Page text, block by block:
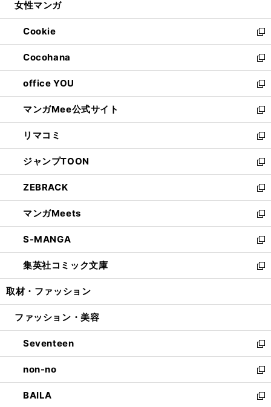
開
く
ウ
で
開
く
ン
ド
ウ
で
開
く
ウ
ィ
ン
ド
ウ
で
開
く
女性マンガ
Cookie
新
し
い
ウ
ィ
ン
ド
ウ
で
開
く
Cocohana
新
し
い
ウ
ィ
ン
ド
ウ
で
開
く
office YOU
新
し
い
ウ
ィ
ン
ド
ウ
で
開
く
マンガMee公式サイト
新
し
い
ウ
ィ
ン
ド
ウ
で
開
く
リマコミ
新
し
い
ウ
ィ
ン
ド
ウ
で
開
く
ジャンプTOON
新
し
い
ウ
ィ
ン
ド
ウ
で
開
ZEBRACK
新
し
い
ウ
ィ
ン
ド
ウ
開
マンガMeets
新
し
い
ウ
ィ
ン
ウ
開
く
S-MANGA
新
し
い
ウ
ン
ウ
で
開
く
集英社コミック文庫
新
し
ウ
ン
ド
ウ
で
開
く
取材・ファッション
ファッション・美容
Seventeen
新
し
い
ウ
ィ
non-no
新
し
い
BAILA
新